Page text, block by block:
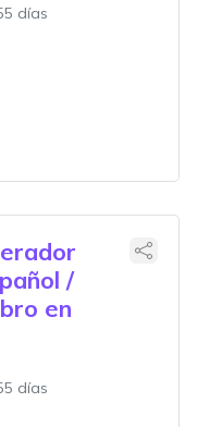
días
/
en
días